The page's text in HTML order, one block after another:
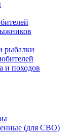
рыбалки
и походов
(для СВО)